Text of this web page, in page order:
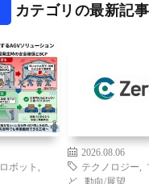
カテゴリの最新記事
ロボット
2026.08.06
テクノロジー
ど
動向/展望